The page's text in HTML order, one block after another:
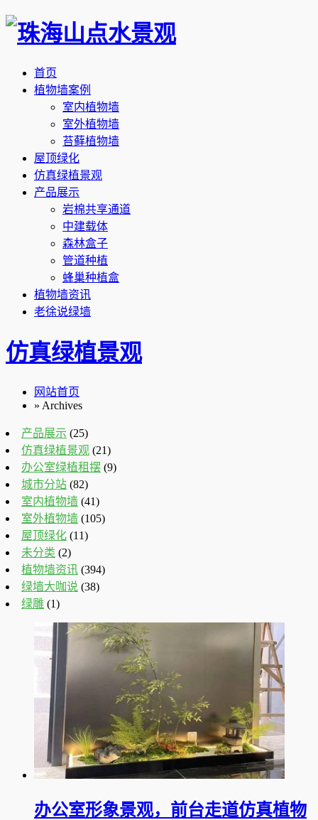
首页
植物墙案例
室内植物墙
室外植物墙
苔藓植物墙
屋顶绿化
仿真绿植景观
产品展示
岩棉共享通道
中建载体
森林盒子
管道种植
蜂巢种植盒
植物墙资讯
老徐说绿墙
仿真绿植景观
网站首页
» Archives
产品展示 (25)
仿真绿植景观 (21)
办公室绿植租摆 (9)
城市分站 (82)
室内植物墙 (41)
室外植物墙 (105)
屋顶绿化 (11)
未分类 (2)
植物墙资讯 (394)
绿墙大咖说 (38)
绿雕 (1)
办公室形象景观，前台走道仿真植物